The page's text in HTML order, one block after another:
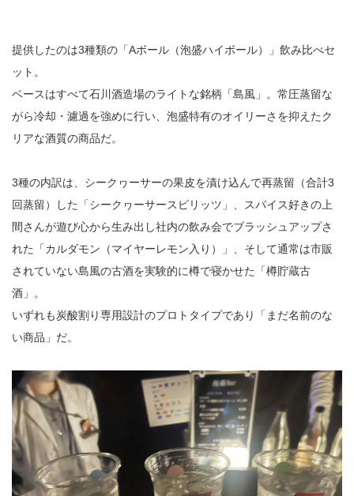
提供したのは3種類の「Aボール（泡盛ハイボール）」飲み比べセ
ット。
ベースはすべて石川酒造場のライトな銘柄「島風」。常圧蒸留な
がら冷却・濾過を強めに行い、泡盛特有のオイリーさを抑えたク
リアな酒質の商品だ。
3種の内訳は、シークヮーサーの果皮を漬け込んで再蒸留（合計3
回蒸留）した「シークヮーサースピリッツ」、スパイス好きの上
間さんが遊び心から生み出し社内の飲み会でブラッシュアップさ
れた「カルダモン（マイヤーレモン入り）」、そして通常は市販
されていない島風の古酒を実験的に樽で寝かせた「樽貯蔵古
酒」。
いずれも炭酸割り専用設計のプロトタイプであり「まだ名前のな
い商品」だ。